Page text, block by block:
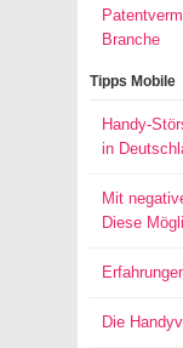
Branche
Tipps Mobile
Handy-
in
Mit
Diese
Die